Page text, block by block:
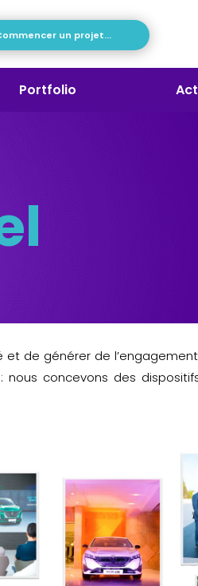
un projet...
Portfolio
de générer de
concevons des